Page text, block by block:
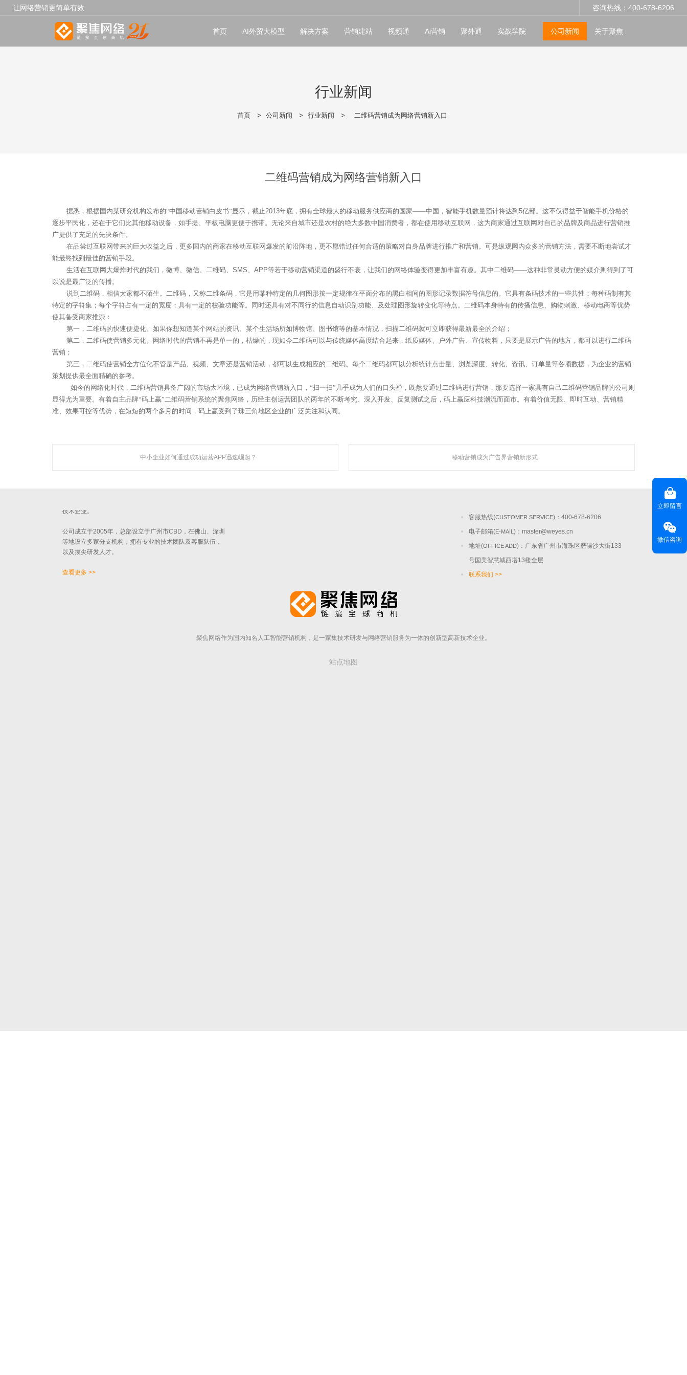
咨询热线：400-678-6206
让网络营销更简单有效
首页 AI外贸大模型 解决方案 营销建站 视频通 Ai营销 聚外通 实战学院 公司新闻 关于聚焦
行业新闻
首页 > 公司新闻 > 行业新闻 > 二维码营销成为网络营销新入口
二维码营销成为网络营销新入口
据悉，根据国内某研究机构发布的“中国移动营销白皮书”显示，截止2013年底，拥有全球最大的移动服务供应商的国家——中国，智能手机数量预计将达到5亿部。这不仅得益于智能手机价格的
逐步平民化，还在于它们比其他移动设备，如手提、平板电脑更便于携带。无论来自城市还是农村的绝大多数中国消费者，都在使用移动互联网，这为商家通过互联网对自己的品牌及商品进行营销推
广提供了充足的先决条件。
在品尝过互联网带来的巨大收益之后，更多国内的商家在移动互联网爆发的前沿阵地，更不愿错过任何合适的策略对自身品牌进行推广和营销。可是纵观网内众多的营销方法，需要不断地尝试才
能最终找到最佳的营销手段。
生活在互联网大爆炸时代的我们，微博、微信、二维码、 SMS APP等若干移动营销渠道的盛行不衰，让我们的网络体验变得更加丰富有趣。其中二维码——这种非常灵动方便的媒介则得到了可
以说是最广泛的传播。
说到二维码，相信大家都不陌生。二维码，又称二维条码，它是用某种特定的几何图形按一定规律在平面分布的黑白相间的图形记录数据符号信息的。它具有条码技术的一些共性：每种码制有其
特定的字符集；每个字符占有一定的宽度；具有一定的校验功能等。同时还具有对不同行的信息自动识别功能、及处理图形旋转变化等特点。二维码本身特有的传播信息、购物刺激、移动电商等优势
使其备受商家推崇：
第一，二维码的快速便捷化。如果你想知道某个网站的资讯、某个生活场所如博物馆、图书馆等的基本情况，扫描二维码就可立即获得最新最全的介绍；
第二，二维码使营销多元化。网络时代的营销不再是单一的，枯燥的，现如今二维码可以与传统媒体高度结合起来，纸质媒体、户外广告、宣传物料，只要是展示广告的地方，都可以进行二维码
营销；
第三，二维码使营销全方位化不管是产品、视频、文章还是营销活动，都可以生成相应的二维码。每个二维码都可以分析统计点击量、浏览深度、转化、资讯、订单量等各项数据，为企业的营销
策划提供最全面精确的参考。
如今的网络化时代，二维码营销具备广阔的市场大环境，已成为网络营销新入口，“扫一扫”几乎成为人们的口头禅，既然要通过二维码进行营销，那要选择一家具有自己二维码营销品牌的公司则
显得尤为重要。有着自主品牌“码上赢”二维码营销系统的聚焦网络，历经主创运营团队的两年的不断考究、深入开发、反复测试之后，码上赢应科技潮流而面市。有着价值无限、即时互动、营销精
准、效果可控等优势，在短短的两个多月的时间，码上赢受到了珠三角地区企业的广泛关注和认同。
中小企业如何通过成功运营APP迅速崛起？ 移动营销成为广告界营销新形式
聚焦网络
聚焦网络以“让网络营销更简单有效”为使命，深入人工智能自然语言处理、机器学习、数据挖掘 等技术领域，
研发了国内知名的人工智能自动化营销系统，凭借着上线快、效果好、功能强大、高性价比的特点，成为了越来越 多企业的首选。
技术企业。
公司成立于2005年，总部设立于广州市CBD，在佛山、深圳
等地设立多家分支机构，拥有专业的技术团队及客服队伍，
以及拔尖研发人才。
查看更多 >>
客服热线(CUSTOMER SERVICE)：400-678-6206
电子邮箱(E-MAIL )：master@weyes.cn
地址(OFFICE ADD)：广东省广州市海珠区磨碟沙大街133
号国美智慧城西塔13楼全层
联系我们 >>
聚焦网络作为国内知名人工智能营销机构，是一家集技术研发与网络营销服务为一体的创新型高新技术企业。
站点地图
立即留言
微信咨询